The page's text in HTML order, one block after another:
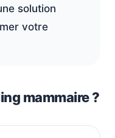
solution
votre
mammaire ?